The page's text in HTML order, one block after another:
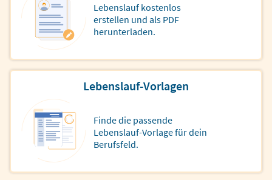
Lebenslauf kostenlos
erstellen und als PDF
herunterladen.
Lebenslauf-Vorlagen
Finde die passende
Lebenslauf-Vorlage für dein
Berufsfeld.